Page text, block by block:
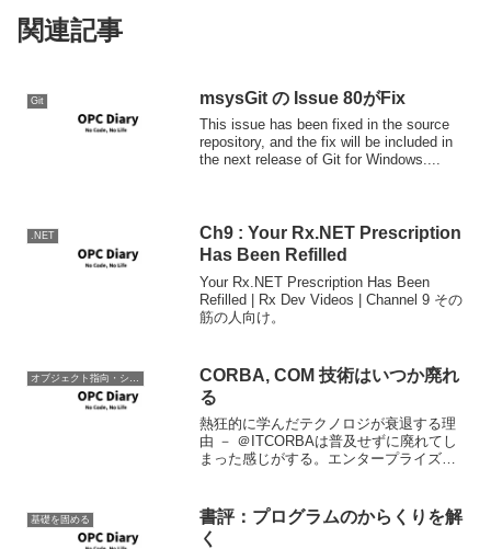
関連記事
Git msysGit の Issue 80がFix
This issue has been fixed in the source
repository, and the fix will be included in
the next release of Git for Windows....
.NET
Ch9 : Your Rx.NET Prescription
Has Been Refilled
Your Rx.NET Prescription Has Been
Refilled | Rx Dev Videos | Channel 9 その
筋の人向け。
CORBA, COM 技術はいつか廃れ
る
熱狂的に学んだテクノロジが衰退する理
由 － ＠ITCORBAは普及せずに廃れてし
まった感じがする。エンタープライズの
うな高信頼性、高負荷がかかるような場
所でも実際...
基礎を固める
書評：プログラムのからくりを解
く